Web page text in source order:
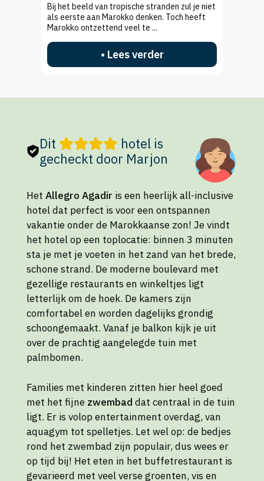
Bij het beeld van tropische stranden zul je niet
als eerste aan Marokko denken. Toch heeft
Marokko ontzettend veel te ...
• Lees verder
Dit
hotel is
gecheckt door Marjon
Het Allegro Agadir is een heerlijk all-inclusive
hotel dat perfect is voor een ontspannen
vakantie onder de Marokkaanse zon! Je vindt
het hotel op een toplocatie: binnen 3 minuten
sta je met je voeten in het zand van het brede,
schone strand. De moderne boulevard met
gezellige restaurants en winkeltjes ligt
letterlijk om de hoek. De kamers zijn
comfortabel en worden dagelijks grondig
schoongemaakt. Vanaf je balkon kijk je uit
over de prachtig aangelegde tuin met
palmbomen.
Families met kinderen zitten hier heel goed
met het fijne zwembad dat centraal in de tuin
ligt. Er is volop entertainment overdag, van
aquagym tot spelletjes. Let wel op: de bedjes
rond het zwembad zijn populair, dus wees er
op tijd bij! Het eten in het buffetrestaurant is
gevarieerd met veel verse groenten, vis en